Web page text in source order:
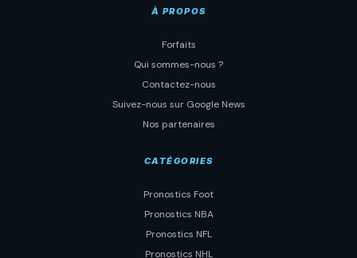
À PROPOS
Forfaits
Qui sommes-nous ?
Contactez-nous
Suivez-nous sur Google News
Nos partenaires
CATÉGORIES
Pronostics Foot
Pronostics NBA
Pronostics NFL
Pronostics NHL